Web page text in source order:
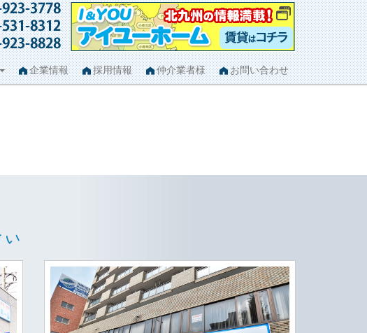
企業情報 採用情報 仲介業者様 お問い合わせ